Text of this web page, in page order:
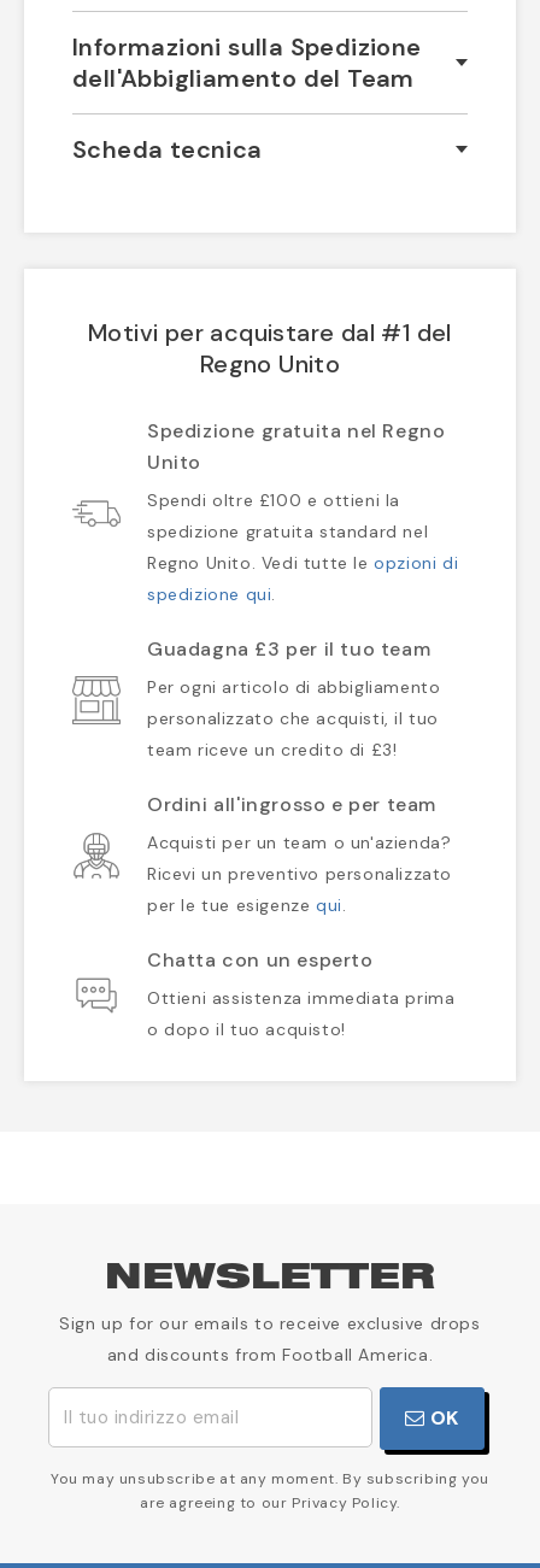
Informazioni sulla Spedizione
dell'Abbigliamento del Team
Scheda tecnica
Motivi per acquistare dal #1 del
Regno Unito
Spedizione gratuita nel Regno
Unito
Spendi oltre £100 e ottieni la
spedizione gratuita standard nel
Regno Unito. Vedi tutte leopzioni di
spedizione qui.
Guadagna £3 per il tuo team
Per ogni articolo di abbigliamento
personalizzato che acquisti, il tuo
team riceve un credito di £3!
Ordini all'ingrosso e per team
Acquisti per un team o un'azienda?
Ricevi un preventivo personalizzato
per le tue esigenze qui.
Chatta con un esperto
Ottieni assistenza immediata prima
o dopo il tuo acquisto!
NEWSLETTER
Sign up for our emails to receive exclusive drops
and discounts from Football America.
OK
You may unsubscribe at any moment. By subscribing you
are agreeing to our Privacy Policy.